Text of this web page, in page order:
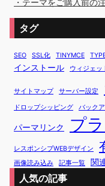
タグ
SEO SSL化 TINYMCE
インストール
ウィジェッ
サイトマップ サーバー設定
ドロップシッピング バック
パーマリンク プ
レスポンシブWEBデザイン
画像読み込み 記事一覧 関
人気の記事